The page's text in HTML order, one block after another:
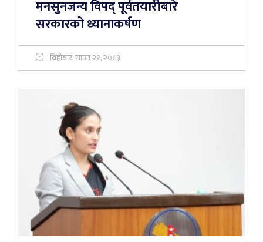
मनसुनजन्य विपद् पूर्वतयारीबारे
सरकारको ध्यानाकर्षण
बिहीबार, साउन २१, २०८३